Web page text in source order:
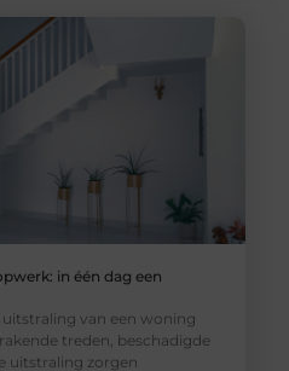
in één dag een
van een woning
treden, beschadigde
uitstraling zorgen